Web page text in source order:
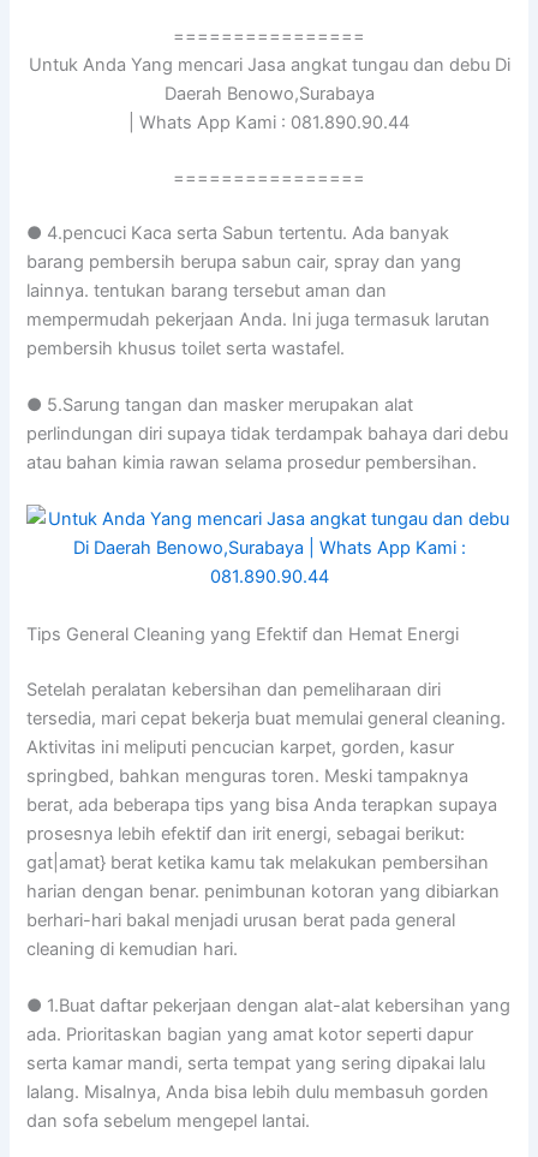
================
Untuk Anda Yang mencari Jasa angkat tungau dan debu Di
Daerah Benowo,Surabaya
| Whats App Kami : 081.890.90.44
================
● 4.pencuci Kaca serta Sabun tertentu. Ada banyak
barang pembersih berupa sabun cair, spray dan yang
lainnya. tentukan barang tersebut aman dan
mempermudah pekerjaan Anda. Ini juga termasuk larutan
pembersih khusus toilet serta wastafel.
● 5.Sarung tangan dan masker merupakan alat
perlindungan diri supaya tidak terdampak bahaya dari debu
atau bahan kimia rawan selama prosedur pembersihan.
Tips General Cleaning yang Efektif dan Hemat Energi
Setelah peralatan kebersihan dan pemeliharaan diri
tersedia, mari cepat bekerja buat memulai general cleaning.
Aktivitas ini meliputi pencucian karpet, gorden, kasur
springbed, bahkan menguras toren. Meski tampaknya
berat, ada beberapa tips yang bisa Anda terapkan supaya
prosesnya lebih efektif dan irit energi, sebagai berikut:
gat|amat} berat ketika kamu tak melakukan pembersihan
harian dengan benar. penimbunan kotoran yang dibiarkan
berhari-hari bakal menjadi urusan berat pada general
cleaning di kemudian hari.
● 1.Buat daftar pekerjaan dengan alat-alat kebersihan yang
ada. Prioritaskan bagian yang amat kotor seperti dapur
serta kamar mandi, serta tempat yang sering dipakai lalu
lalang. Misalnya, Anda bisa lebih dulu membasuh gorden
dan sofa sebelum mengepel lantai.